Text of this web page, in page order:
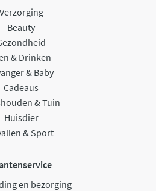
Verzorging
Beauty
& Drinken
& Baby
Cadeaus
& Tuin
Huisdier
& Sport
en bezorging